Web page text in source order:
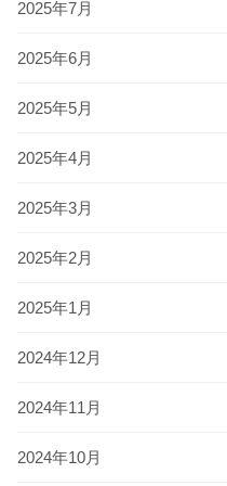
2025年7月
2025年6月
2025年5月
2025年4月
2025年3月
2025年2月
2025年1月
2024年12月
2024年11月
2024年10月